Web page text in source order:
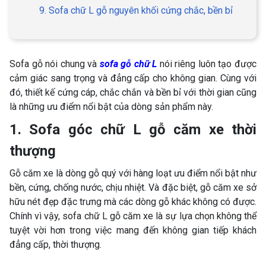
9. Sofa chữ L gỗ nguyên khối cứng chắc, bền bỉ
Sofa gỗ nói chung và sofa gỗ chữ L nói riêng luôn tạo được
cảm giác sang trọng và đẳng cấp cho không gian. Cùng với
đó, thiết kế cứng cáp, chắc chắn và bền bỉ với thời gian cũng
là những ưu điểm nổi bật của dòng sản phẩm này.
1. Sofa góc chữ L gỗ căm xe thời
thượng
Gỗ căm xe là dòng gỗ quý với hàng loạt ưu điểm nổi bật như
bền, cứng, chống nước, chịu nhiệt. Và đặc biệt, gỗ căm xe sở
hữu nét đẹp đặc trưng mà các dòng gỗ khác không có được.
Chính vì vậy, sofa chữ L gỗ căm xe là sự lựa chọn không thể
tuyệt vời hơn trong việc mang đến không gian tiếp khách
đẳng cấp, thời thượng.